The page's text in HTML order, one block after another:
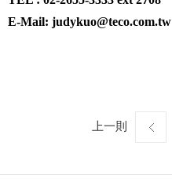
E-Mail: judykuo@teco.com.tw
上一則